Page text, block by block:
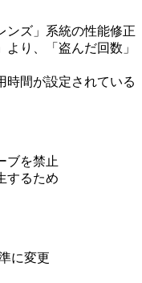
ンズ」系統の性能修正
り、「盗んだ回数」
時間が設定されている
ブを禁止
するため
に変更